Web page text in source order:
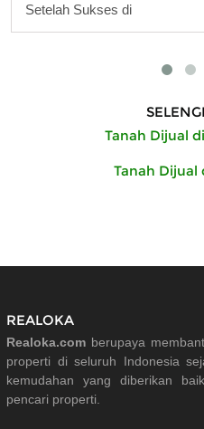
Setelah Sukses di
Tanah Dijual
Tanah Dijual
REALOKA
Realoka.com berupaya
properti di seluruh Indonesia
kemudahan yang diberikan
pencari properti.